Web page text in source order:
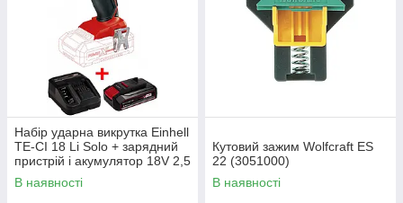
Набір ударна викрутка Einhell
TE-CI 18 Li Solo + зарядний
пристрій і акумулятор 18V 2,5
Ah
В наявності
Кутовий зажим Wolfcraft ES
22 (3051000)
В наявності